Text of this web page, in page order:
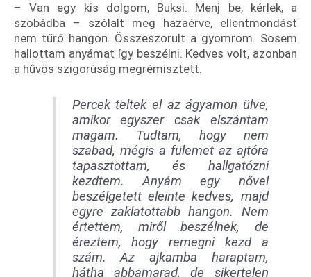
– Van egy kis dolgom, Buksi. Menj be, kérlek, a
szobádba – szólalt meg hazaérve, ellentmondást
nem tűrő hangon. Összeszorult a gyomrom. Sosem
hallottam anyámat így beszélni. Kedves volt, azonban
a hűvös szigorúság megrémisztett.
Percek teltek el az ágyamon ülve,
amikor egyszer csak elszántam
magam. Tudtam, hogy nem
szabad, mégis a fülemet az ajtóra
tapasztottam, és hallgatózni
kezdtem. Anyám egy nővel
beszélgetett eleinte kedves, majd
egyre zaklatottabb hangon. Nem
értettem, miről beszélnek, de
éreztem, hogy remegni kezd a
szám. Az ajkamba haraptam,
hátha abbamarad, de sikertelen